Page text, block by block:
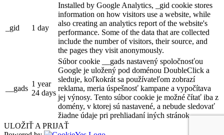
_gid 1 day
Installed by Google Analytics, _gid cookie stores
information on how visitors use a website, while
also creating an analytics report of the website's
performance. Some of the data that are collected
include the number of visitors, their source, and
the pages they visit anonymously.
__gads
1 year
24 days
Súbor cookie __gads nastavený spoločnosťou
Google je uložený pod doménou DoubleClick a
sleduje, koľkokrát sa používateľom zobrazí
reklama, meria úspešnosť kampane a vypočítava
jej výnosy. Tento súbor cookie je možné čítať iba z
domény, v ktorej sú nastavené, a nebude sledovať
žiadne údaje pri prehliadaní iných stránok.
ULOŽIŤ A PRIJAŤ